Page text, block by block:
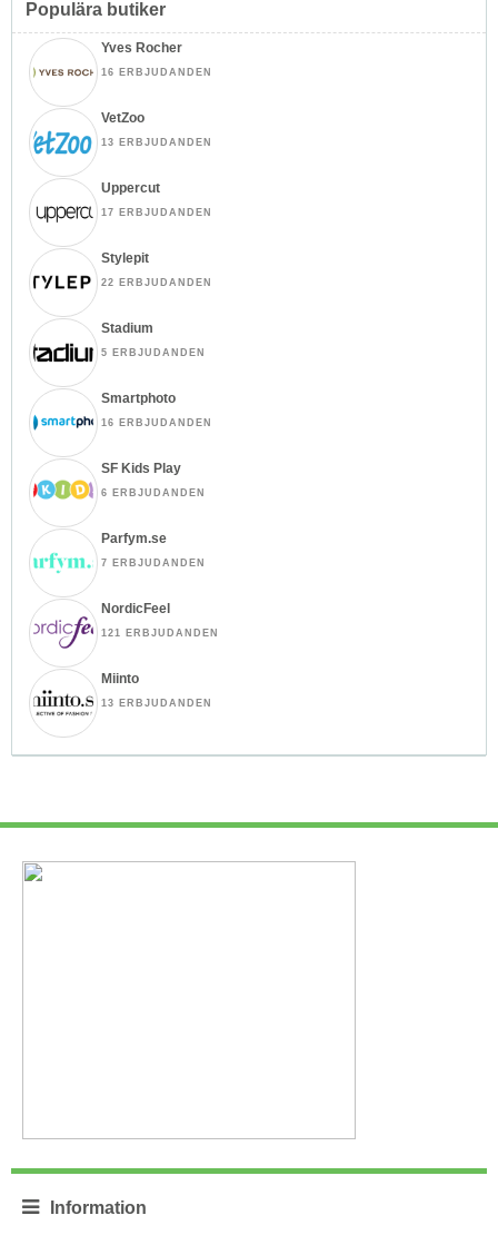
Populära butiker
Yves Rocher
16 ERBJUDANDEN
VetZoo
13 ERBJUDANDEN
Uppercut
17 ERBJUDANDEN
Stylepit
22 ERBJUDANDEN
Stadium
5 ERBJUDANDEN
Smartphoto
16 ERBJUDANDEN
SF Kids Play
6 ERBJUDANDEN
Parfym.se
7 ERBJUDANDEN
NordicFeel
121 ERBJUDANDEN
Miinto
13 ERBJUDANDEN
Information